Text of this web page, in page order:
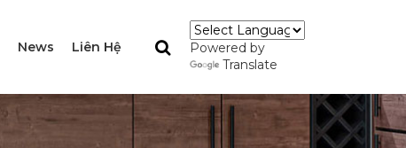
News Liên Hệ
Powered by
Translate